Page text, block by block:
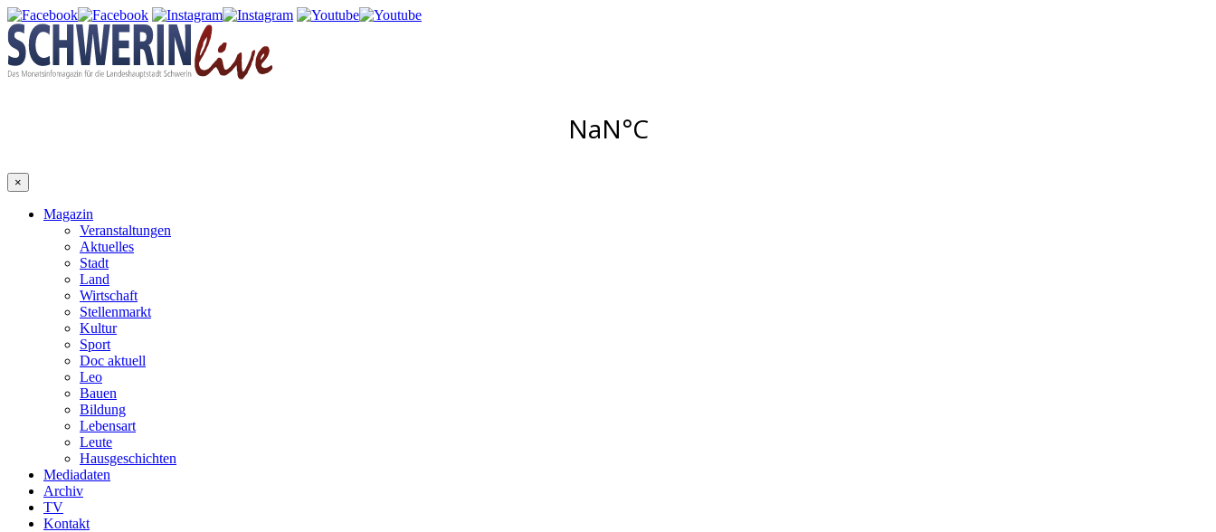
×
Magazin
Veranstaltungen
Aktuelles
Stadt
Land
Wirtschaft
Stellenmarkt
Kultur
Sport
Doc aktuell
Leo
Bauen
Bildung
Lebensart
Leute
Hausgeschichten
Mediadaten
Archiv
TV
Kontakt